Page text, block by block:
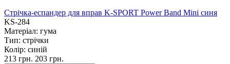
Стрічка-еспандер для вправ K-SPORT Power Band Mini синя
KS-284
Матеріал: гума
Тип: стрічки
Колір: синій
213 грн. 203 грн.